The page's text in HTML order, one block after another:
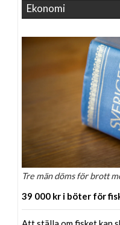
Ekonomi
Tre män döms för brott
39 000 kr i böter för